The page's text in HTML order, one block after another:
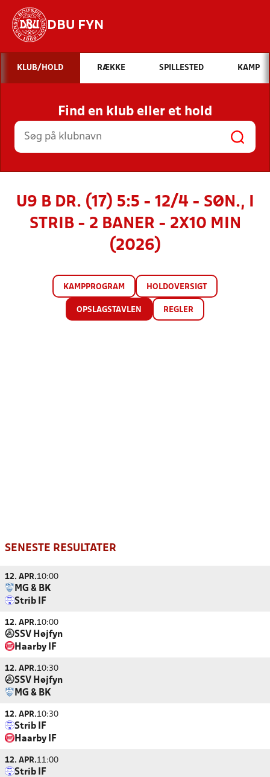
DBU FYN
Hvad vil du søge efter?
INDHOLD OG NYHEDER
STILLINGER, RESULTATER, KLUBBER OG
HOLD
KLUB/HOLD RÆKKE SPILLESTED KAMP
Find en klub eller et hold
U9 B DR. (17) 5:5 - 12/4 - SØN., I
STRIB - 2 BANER - 2X10 MIN
(2026)
KAMPPROGRAM HOLDOVERSIGT
OPSLAGSTAVLEN REGLER
SENESTE RESULTATER
12. APR.10:00
MG & BK
Strib IF
12. APR.10:00
SSV Højfyn
Haarby IF
12. APR.10:30
SSV Højfyn
MG & BK
12. APR.10:30
Strib IF
Haarby IF
12. APR.11:00
Strib IF